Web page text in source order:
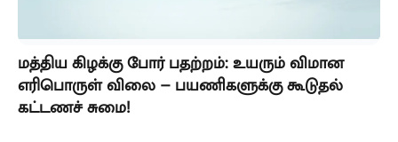
மத்திய கிழக்கு போர் பதற்றம்: உயரும் விமான
எரிபொருள் விலை – பயணிகளுக்கு கூடுதல்
கட்டணச் சுமை!